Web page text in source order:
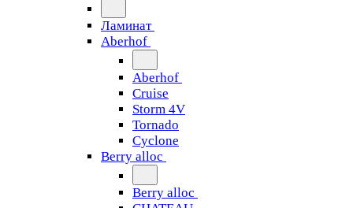
Ламинат
Aberhof
Aberhof
Cruise
Storm 4V
Tornado
Сyclone
Berry alloc
Berry alloc